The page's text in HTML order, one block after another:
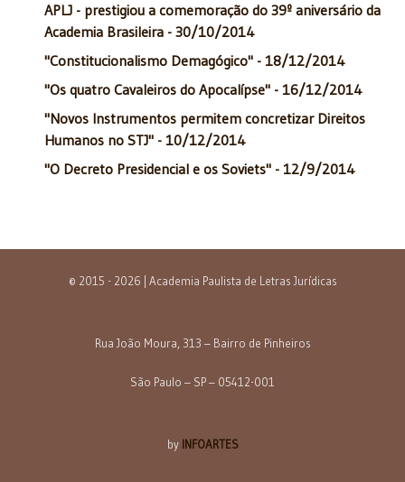
APLJ - prestigiou a comemoração do 39º aniversário da
Academia Brasileira - 30/10/2014
"Constitucionalismo Demagógico" - 18/12/2014
"Os quatro Cavaleiros do Apocalípse" - 16/12/2014
"Novos Instrumentos permitem concretizar Direitos
Humanos no STJ" - 10/12/2014
"O Decreto Presidencial e os Soviets" - 12/9/2014
© 2015 - 2026 | Academia Paulista de Letras Jurídicas
Rua João Moura, 313 – Bairro de Pinheiros
São Paulo – SP – 05412-001
by INFOARTES